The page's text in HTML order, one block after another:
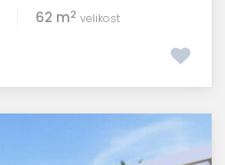
62 m2 velikost